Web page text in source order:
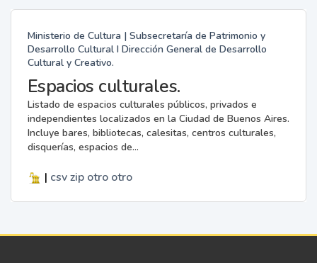
Ministerio de Cultura | Subsecretaría de Patrimonio y
Desarrollo Cultural I Dirección General de Desarrollo
Cultural y Creativo.
Espacios culturales.
Listado de espacios culturales públicos, privados e
independientes localizados en la Ciudad de Buenos Aires.
Incluye bares, bibliotecas, calesitas, centros culturales,
disquerías, espacios de...
| csv zip otro otro